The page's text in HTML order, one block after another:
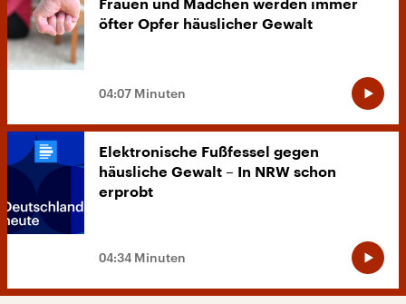
Frauen und Mädchen werden immer
öfter Opfer häuslicher Gewalt
04:07 Minuten
Elektronische Fußfessel gegen
häusliche Gewalt – In NRW schon
erprobt
04:34 Minuten